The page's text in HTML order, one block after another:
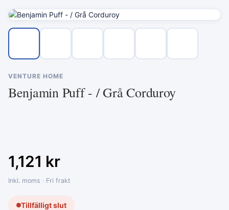
VENTURE HOME
Benjamin Puff - / Grå Corduroy
1,121 kr
Inkl. moms · Fri frakt
Tillfälligt slut